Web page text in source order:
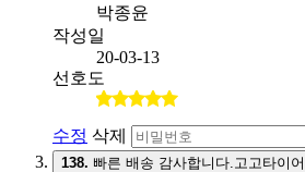
박종윤
작성일
20-03-13
선호도
수정 삭제
138. 빠른 배송 감사합니다.고고타이